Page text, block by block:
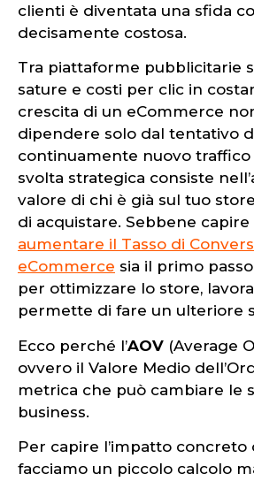
clienti è diventata una sfida
decisamente costosa.
Tra piattaforme pubblicitarie
sature e costi per clic in
crescita di un eCommerce
dipendere solo dal tentativo
continuamente nuovo traffico
svolta strategica consiste
valore di chi è già sul tuo
di acquistare. Sebbene capire
aumentare il Tasso di
eCommerce sia il primo
per ottimizzare lo store,
permette di fare un ulteriore
Ecco perché l’AOV (Average
ovvero il Valore Medio
metrica che può cambiare le
business.
Per capire l’impatto concreto
facciamo un piccolo calcolo